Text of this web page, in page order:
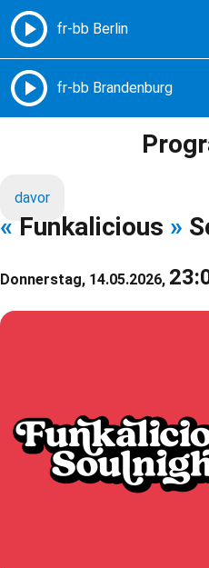
Freie Radios – Berlin
davor
« Funkalicious »
Donnerstag, 14.05.2026,